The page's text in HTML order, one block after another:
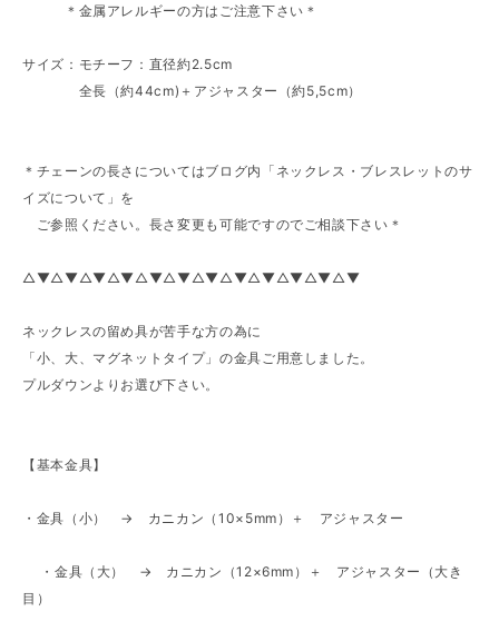
＊金属アレルギーの方はご注意下さい＊
サイズ：モチーフ：直径約2.5cm
全長（約44cm)＋アジャスター（約5,5cm）
＊チェーンの長さについてはブログ内「ネックレス・ブレスレットのサ
イズについて」を
ご参照ください。長さ変更も可能ですのでご相談下さい＊
△▼△▼△▼△▼△▼△▼△▼△▼△▼△▼△▼△▼
ネックレスの留め具が苦手な方の為に
「小、大、マグネットタイプ」の金具ご用意しました。
プルダウンよりお選び下さい。
【基本金具】
・金具（小） → カニカン（10×5mm）＋ アジャスター
・金具（大） → カニカン（12×6mm）＋ アジャスター（大き
目）